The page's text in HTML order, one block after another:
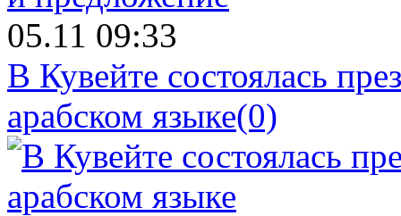
05.11 09:33
В Кувейте состоялась
арабском языке(0)